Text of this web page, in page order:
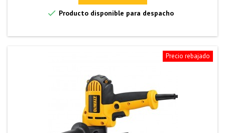
 Producto disponible para despacho
Precio rebajado